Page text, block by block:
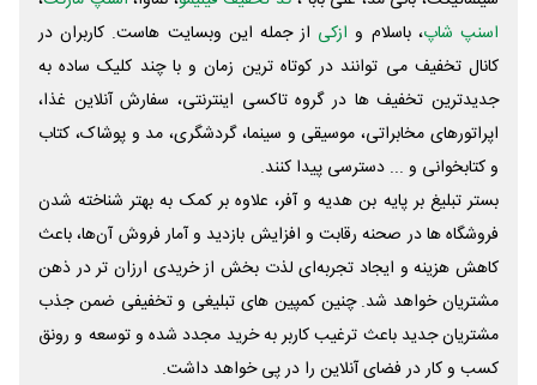
اسنپ شاپ، باسلام و ازکی از جمله این وبسایت ‌هاست. کاربران در
کانال تخفیف می توانند در کوتاه ترین زمان و با چند کلیک ساده به
جدیدترین تخفیف ها در گروه تاکسی اینترنتی، سفارش آنلاین غذا،
اپراتورهای مخابراتی، موسیقی و سینما، گردشگری، مد و پوشاک، کتاب
و کتابخوانی و ... دسترسی پیدا کنند.
بستر تبلیغ بر پایه بن هدیه و آفر، علاوه بر کمک به بهتر شناخته شدن
فروشگاه ها در صحنه رقابت و افزایش بازدید و آمار فروش آن‌ها، باعث
کاهش هزینه و ایجاد تجربه‌ای لذت بخش از خریدی ارزان تر در ذهن
مشتریان خواهد شد. چنین کمپین های تبلیغی و تخفیفی ضمن جذب
مشتریان جدید باعث ترغیب کاربر به خرید مجدد شده و توسعه و رونق
کسب و کار در فضای آنلاین را در پی خواهد داشت.